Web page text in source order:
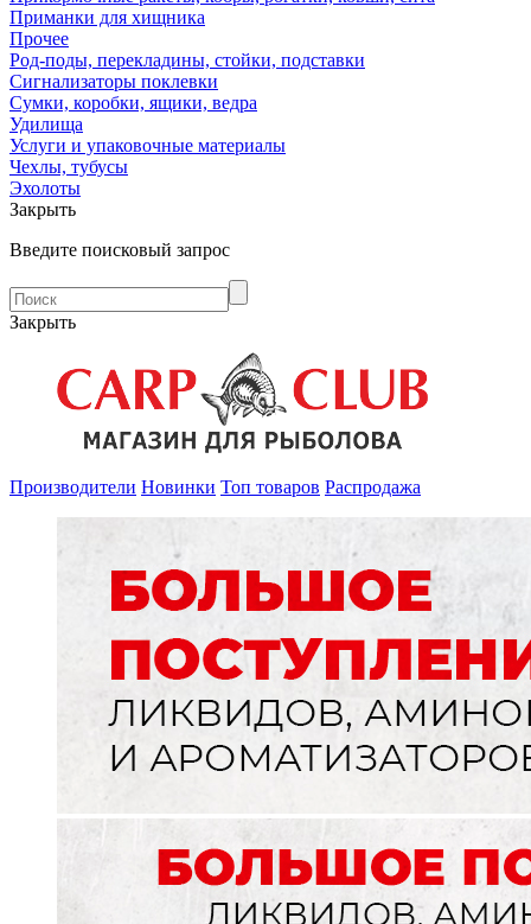
Приманки для хищника
Прочее
Род-поды, перекладины, стойки, подставки
Сигнализаторы поклевки
Сумки, коробки, ящики, ведра
Удилища
Услуги и упаковочные материалы
Чехлы, тубусы
Эхолоты
Закрыть
Введите поисковый запрос
Закрыть
Производители Новинки Топ товаров Распродажа